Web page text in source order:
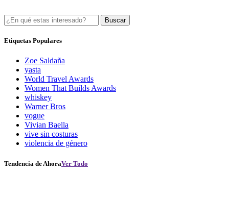
Buscar
Etiquetas Populares
Zoe Saldaña
yasta
World Travel Awards
Women That Builds Awards
whiskey
Warner Bros
vogue
Vivian Baella
vive sin costuras
violencia de género
Tendencia de AhoraVer Todo